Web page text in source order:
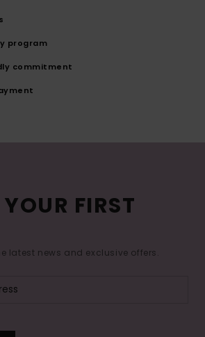
program
commitment
FIRST
latest news and exclusive offers.